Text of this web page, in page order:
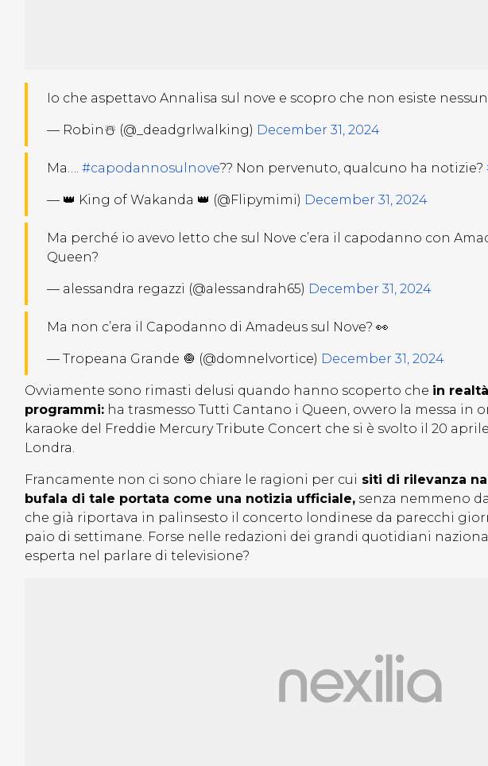
Io che aspettavo Annalisa sul nove e scopro che non esiste
— Robin☃️ (@_deadgrlwalking) December 31, 2024
Ma…. #capodannosulnove?? Non pervenuto, qualcuno ha notizie?
— 👑 King of Wakanda 👑 (@Flipymimi) December 31, 2024
Ma perché io avevo letto che sul Nove c’era il capodanno con
Queen?
— alessandra regazzi (@alessandrah65) December 31, 2024
Ma non c’era il Capodanno di Amadeus sul Nove? 👀
— Tropeana Grande 🧅 (@domnelvortice) December 31, 2024
Ovviamente sono rimasti delusi quando hanno scoperto che in
programmi: ha trasmesso Tutti Cantano i Queen, ovvero la messa in
karaoke del Freddie Mercury Tribute Concert che si è svolto il 20
Londra.
Francamente non ci sono chiare le ragioni per cui siti di rilevanza
bufala di tale portata come una notizia ufficiale, senza nemmeno
che già riportava in palinsesto il concerto londinese da parecchi
paio di settimane. Forse nelle redazioni dei grandi quotidiani
esperta nel parlare di televisione?